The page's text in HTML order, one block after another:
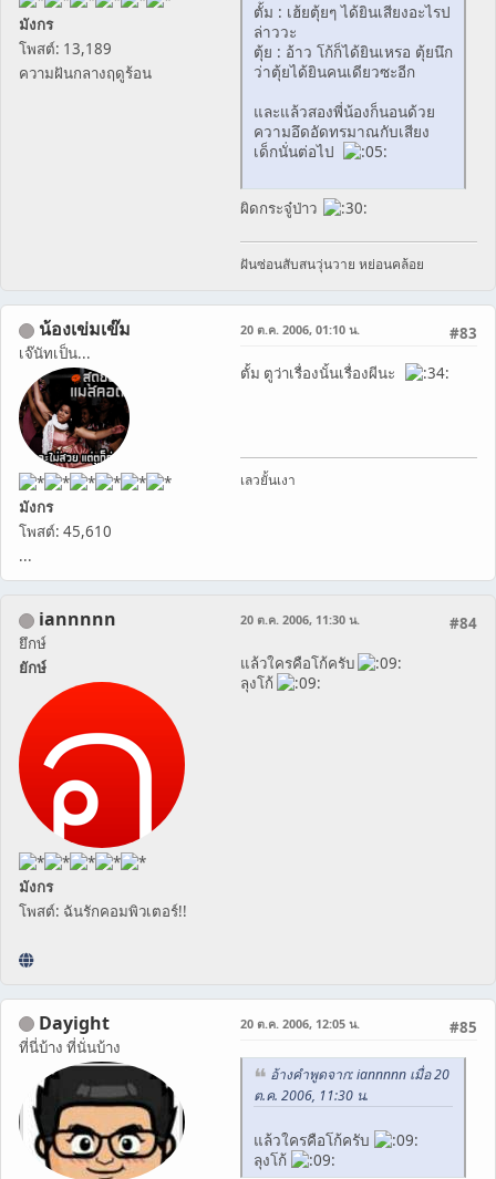
มังกร
โพสต์: 13,189
ความฝันกลางฤดูร้อน
ตั้ม : เฮ้ยตุ้ยๆ ได้ยินเสียงอะไรป
ล่าววะ
ตุ้ย : อ้าว โก้ก็ได้ยินเหรอ ตุ้ยนึก
ว่าตุ้ยได้ยินคนเดียวซะอีก
และแล้วสองพี่น้องก็นอนด้วย
ความอึดอัดทรมาณกับเสียง
เด็กนั่นต่อไป
ผิดกระจู๋ป่าว
ฝันซ่อนสับสนวุ่นวาย หย่อนคล้อย
น้องเข่มเข๊ม
เจ๊นัทเป็น...
มังกร
โพสต์: 45,610
...
#83
20 ต.ค. 2006, 01:10 น.
ตั้ม ตูว่าเรื่องนั้นเรื่องผีนะ
เลวยั้นเงา
iannnnn
ยึกษ์
ยักษ์
มังกร
โพสต์: ฉันรักคอมพิวเตอร์!!
#84
20 ต.ค. 2006, 11:30 น.
แล้วใครคือโก้ครับ
ลุงโก้
Dayight
ที่นี่บ้าง ที่นั่นบ้าง
#85
20 ต.ค. 2006, 12:05 น.
อ้างคำพูดจาก: iannnnn เมื่อ 20
ต.ค. 2006, 11:30 น.
แล้วใครคือโก้ครับ
ลุงโก้